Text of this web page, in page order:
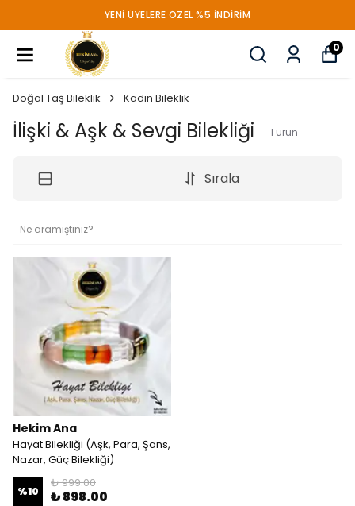
YENİ ÜYELERE ÖZEL %5 İNDİRİM
0
Doğal Taş Bileklik Kadın Bileklik
İlişki & Aşk & Sevgi Bilekliği 1 ürün
Sırala
Hekim Ana
Hayat Bilekliği (Aşk, Para, Şans,
Nazar, Güç Bilekliği)
%10
₺ 999.00
₺ 898.00